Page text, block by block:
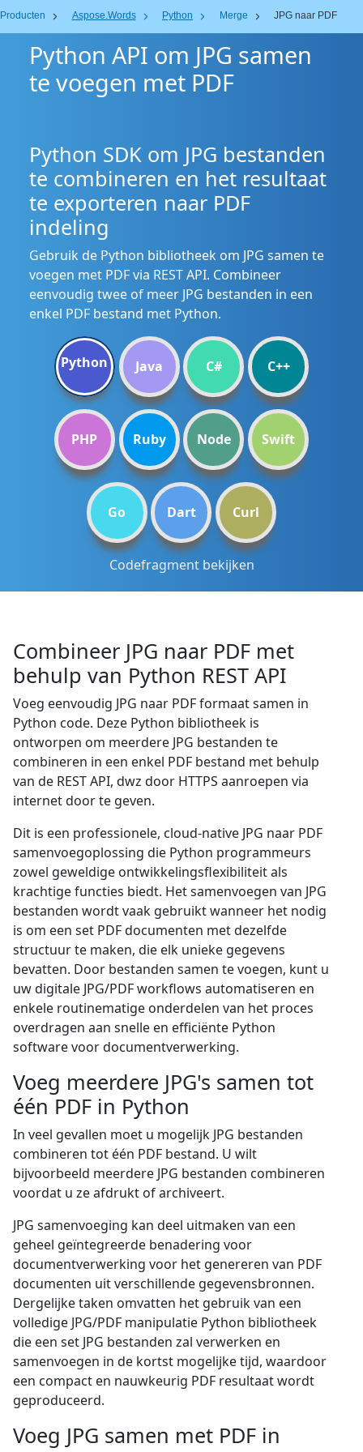
Producten Aspose.Words Python Merge JPG naar PDF
Python API om JPG samen
te voegen met PDF
Python SDK om JPG bestanden
te combineren en het resultaat
te exporteren naar PDF
indeling
Gebruik de Python bibliotheek om JPG samen te
voegen met PDF via REST API. Combineer
eenvoudig twee of meer JPG bestanden in een
enkel PDF bestand met Python.
Python Java C# C++
PHP Ruby Node Swift
Go Dart Curl
Codefragment bekijken
Combineer JPG naar PDF met
behulp van Python REST API
Voeg eenvoudig JPG naar PDF formaat samen in
Python code. Deze Python bibliotheek is
ontworpen om meerdere JPG bestanden te
combineren in een enkel PDF bestand met behulp
van de REST API, dwz door HTTPS aanroepen via
internet door te geven.
Dit is een professionele, cloud-native JPG naar PDF
samenvoegoplossing die Python programmeurs
zowel geweldige ontwikkelingsflexibiliteit als
krachtige functies biedt. Het samenvoegen van JPG
bestanden wordt vaak gebruikt wanneer het nodig
is om een set PDF documenten met dezelfde
structuur te maken, die elk unieke gegevens
bevatten. Door bestanden samen te voegen, kunt u
uw digitale JPG/PDF workflows automatiseren en
enkele routinematige onderdelen van het proces
overdragen aan snelle en efficiënte Python
software voor documentverwerking.
Voeg meerdere JPG's samen tot
één PDF in Python
In veel gevallen moet u mogelijk JPG bestanden
combineren tot één PDF bestand. U wilt
bijvoorbeeld meerdere JPG bestanden combineren
voordat u ze afdrukt of archiveert.
JPG samenvoeging kan deel uitmaken van een
geheel geïntegreerde benadering voor
documentverwerking voor het genereren van PDF
documenten uit verschillende gegevensbronnen.
Dergelijke taken omvatten het gebruik van een
volledige JPG/PDF manipulatie Python bibliotheek
die een set JPG bestanden zal verwerken en
samenvoegen in de kortst mogelijke tijd, waardoor
een compact en nauwkeurig PDF resultaat wordt
geproduceerd.
Voeg JPG samen met PDF in